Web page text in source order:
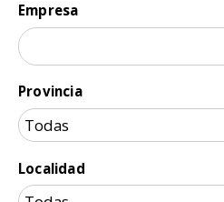
Empresa
Provincia
Localidad